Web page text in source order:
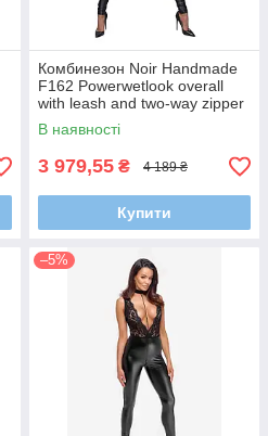
Комбинезон Noir Handmade
F162 Powerwetlook overall
with leash and two-way zipper
- L
В наявності
3 979,55 ₴ 4 189 ₴
Купити
–5%